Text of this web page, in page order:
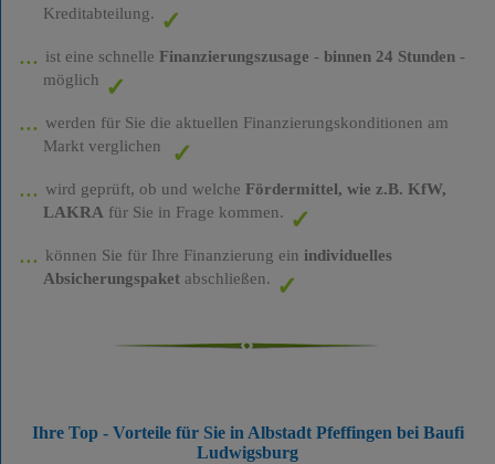
Kreditabteilung.
ist eine schnelle Finanzierungszusage - binnen 24 Stunden-
möglich
werden für Sie die aktuellen Finanzierungskonditionen am
Markt verglichen
wird geprüft, ob und welche Fördermittel, wie z.B. KfW,
LAKRA für Sie in Frage kommen.
können Sie für Ihre Finanzierung ein individuelles
Absicherungspaketabschließen.
Ihre Top - Vorteile für Sie in Albstadt Pfeffingen bei Baufi
Ludwigsburg